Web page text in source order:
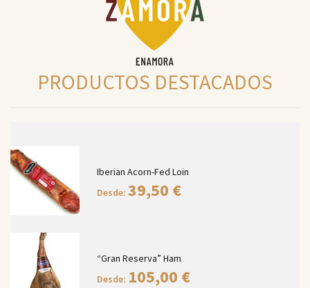
PRODUCTOS DESTACADOS
Iberian Acorn-Fed Loin
Desde: 39,50 €
“Gran Reserva” Ham
Desde: 105,00 €